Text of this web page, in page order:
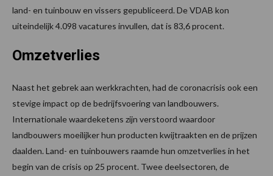
land- en tuinbouw en vissers gepubliceerd. De VDAB kon
uiteindelijk 4.098 vacatures invullen, dat is 83,6 procent.
Omzetverlies
Naast het gebrek aan werkkrachten, had de coronacrisis ook een
stevige impact op de bedrijfsvoering van landbouwers.
Internationale waardeketens zijn verstoord waardoor
landbouwers moeilijker hun producten kwijtraakten en de prijzen
daalden. Land- en tuinbouwers raamde hun omzetverlies in het
begin van de crisis op 25 procent. Twee deelsectoren, de